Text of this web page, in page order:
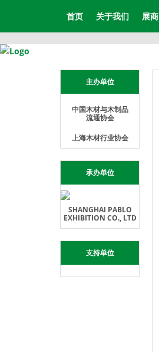
首页 关于我们 展商
主办单位
中国木材与木制品
流通协会
上海木材行业协会
承办单位
SHANGHAI PABLO
EXHIBITION CO., LTD
支持单位